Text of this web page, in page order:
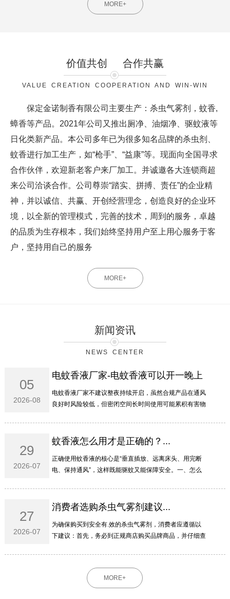
MORE+
价值共创 合作共赢
VALUE CREATION COOPERATION AND WIN-WIN
保定金诺制香有限公司主要生产：杀虫气雾剂，蚊香,
蟑香等产品。2021年公司又推出厕净、油烟净、驱蚊液等
日化类新产品。本公司多年已为很多知名品牌的杀虫剂、
蚊香进行加工生产，如“枪手”、“益康”等。现面向全国寻求
合作伙伴，欢迎新老客户来厂加工。并诚邀各大连锁商超
来公司洽谈合作。公司尊崇“踏实、拼搏、责任”的企业精
神，并以诚信、共赢、开创经营理念，创造良好的企业环
境，以全新的管理模式，完善的技术，周到的服务，卓越
的品质为生存根本，我们始终坚持用户至上用心服务于客
户，坚持用自己的服务
MORE+
新闻资讯
NEWS CENTER
05
2026-08
电蚊香液厂家-电蚊香液可以开一晚上
吗...
电蚊香液厂家不建议整夜持续开启‌，虽然合规产品在通风
良好时风险较低，但密闭空间长时间使用可能累积有害物
29
2026-07
蚊香液怎么用才是正确的？...
正确使用蚊香液的核心是“垂直插放、远离床头、用完断
电、保持通风”‌，这样既能驱蚊又能保障安全。‌‌‌一、怎么
27
2026-07
消费者选购杀虫气雾剂建议...
为确保购买到安全有.效的杀虫气雾剂，消费者应遵循以
下建议：首先，务必到正规商店购买品牌商品，并仔细查
MORE+